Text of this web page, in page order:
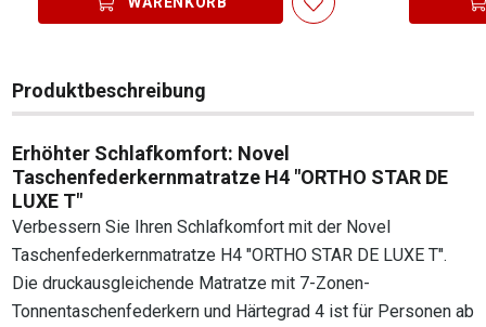
Produktbeschreibung
Erhöhter Schlafkomfort: Novel
Taschenfederkernmatratze H4 "ORTHO STAR DE
LUXE T"
Verbessern Sie Ihren Schlafkomfort mit der Novel
Taschenfederkernmatratze H4 "ORTHO STAR DE LUXE T".
Die druckausgleichende Matratze mit 7-Zonen-
Tonnentaschenfederkern und Härtegrad 4 ist für Personen ab